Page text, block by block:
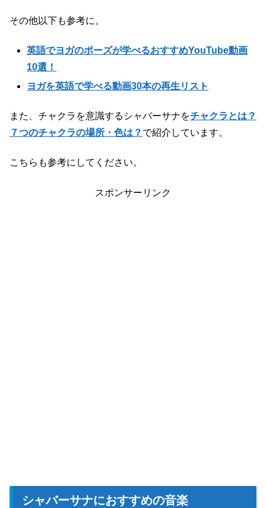
その他以下も参考に。
英語でヨガのポーズが学べるおすすめYouTube動画
10選！
ヨガを英語で学べる動画30本の再生リスト
また、チャクラを意識するシャバーサナをチャクラとは？
７つのチャクラの場所・色は？ で紹介しています。
こちらも参考にしてください。
スポンサーリンク
シャバーサナにおすすめの音楽